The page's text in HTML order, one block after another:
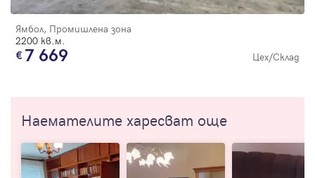
Ямбол, Промишлена зона
2200 кв.м.
7 669 Цех/Склад
Наемателите харесват още